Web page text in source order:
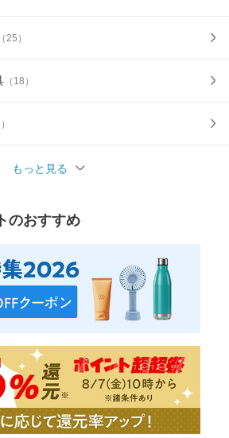
（25 ）
（ 18 ）
）
もっと見る
のおすすめ